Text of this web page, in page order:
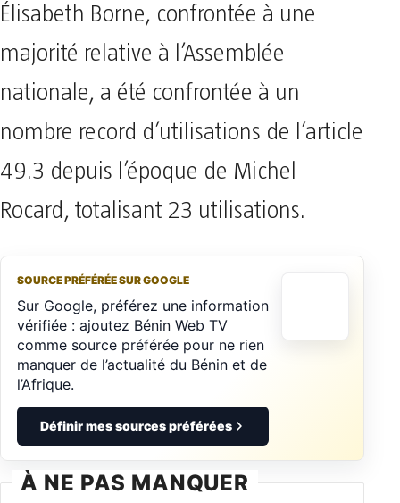
Élisabeth Borne, confrontée à une
majorité relative à l’Assemblée
nationale, a été confrontée à un
nombre record d’utilisations de l’article
49.3 depuis l’époque de Michel
Rocard, totalisant 23 utilisations.
SOURCE PRÉFÉRÉE SUR GOOGLE
Sur Google, préférez une information
vérifiée : ajoutez Bénin Web TV
comme source préférée pour ne rien
manquer de l’actualité du Bénin et de
l’Afrique.
Définir mes sources préférées
À NE PAS MANQUER